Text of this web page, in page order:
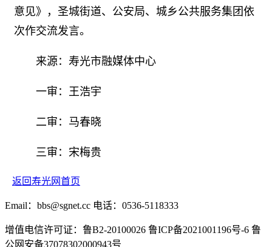
意见》，圣城街道、公安局、城乡公共服务集团依
次作交流发言。
来源：寿光市融媒体中心
一审：王浩宇
二审：马春晓
三审：宋梅贵
返回寿光网首页
Email：bbs@sgnet.cc 电话：0536-5118333
增值电信许可证：鲁B2-20100026 鲁ICP备2021001196号-6 鲁
公网安备37078302000943号